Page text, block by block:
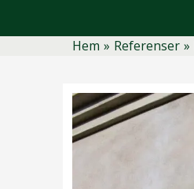
Hem » Referenser »